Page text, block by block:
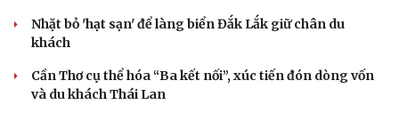
Nhặt bỏ 'hạt sạn' để làng biển Đắk Lắk giữ chân du
khách
Cần Thơ cụ thể hóa “Ba kết nối”, xúc tiến đón dòng vốn
và du khách Thái Lan